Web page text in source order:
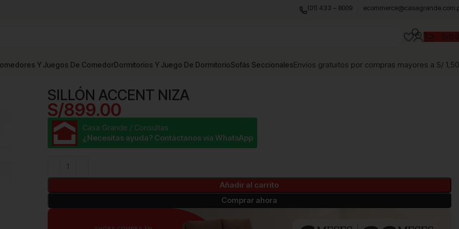
(01) 433 – 8009
S/
Y Juegos De ComedorDormitorios Y Juego De DormitorioSofás SeccionalesEnvíos gratuitos por compras mayores a S/
SILLÓN ACCENT NIZA
S/899.00
Casa Grande / Consultas
¿Necesitas ayuda? Contáctanos vía WhatsApp
Añadir al carrito
Comprar ahora